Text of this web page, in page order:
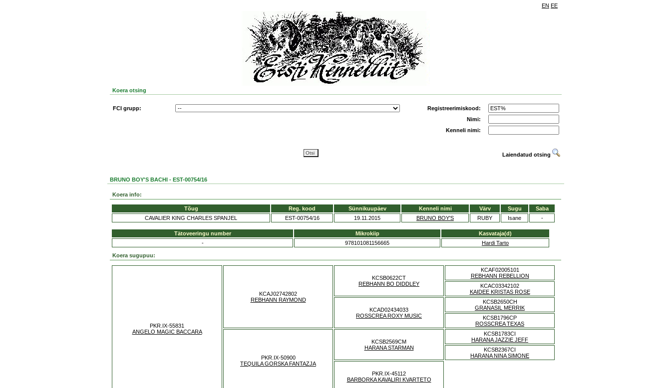
EN EE
Koera otsing
FCI grupp:
Registreerimiskood:
Nimi:
Kenneli nimi:
Laiendatud otsing
BRUNO BOY'S BACHI - EST-00754/16
Koera info:
Tõug Reg. kood Sünnikuupäev Kenneli nimi Värv Sugu
Saba
CAVALIER KING CHARLES SPANJEL
EST-00754/16 19.11.2015 BRUNO BOY'S RUBY Isane -
Tätoveeringu number Mikrokiip
Kasvataja(d)
-
978101081156665 Hardi Tarto
Koera sugupuu:
PKR.IX-55831
ANGELO MAGIC BACCARA
KCAJ02742802
REBHANN RAYMOND
KCSB0622CT
REBHANN BO DIDDLEY
KCAF02005101
REBHANN REBELLION
KCAC03342102
KAIDEE KRISTAS ROSE
KCAD02434033
ROSSCREA ROXY MUSIC
KCSB2650CH
GRANASIL MERRIK
KCSB1796CP
ROSSCREA TEXAS
PKR.IX-50900
TEQUILA GORSKA FANTAZJA
KCSB2569CM
HARANA STARMAN
KCSB1783CI
HARANA JAZZIE JEFF
KCSB2367CI
HARANA NINA SIMONE
PKR.IX-45112
BARBORKA KAVALIRI KVARTETO